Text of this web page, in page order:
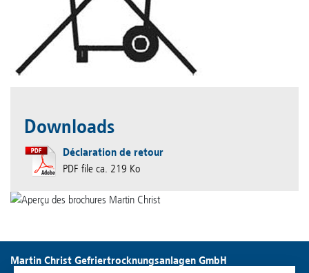
Downloads
Déclaration de retour
PDF file ca. 219 Ko
Martin Christ Gefriertrocknungsanlagen GmbH